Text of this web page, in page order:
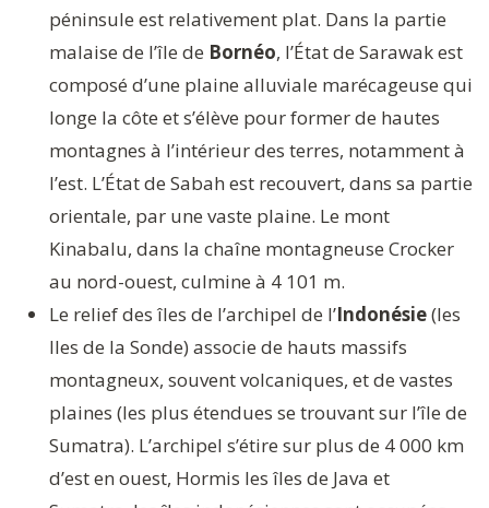
péninsule est relativement plat. Dans la partie
malaise de l’île de Bornéo, l’État de Sarawak est
composé d’une plaine alluviale marécageuse qui
longe la côte et s’élève pour former de hautes
montagnes à l’intérieur des terres, notamment à
l’est. L’État de Sabah est recouvert, dans sa partie
orientale, par une vaste plaine. Le mont
Kinabalu, dans la chaîne montagneuse Crocker
au nord-ouest, culmine à 4 101 m.
Le relief des îles de l’archipel de l’Indonésie(les
Iles de la Sonde) associe de hauts massifs
montagneux, souvent volcaniques, et de vastes
plaines (les plus étendues se trouvant sur l’île de
Sumatra). L’archipel s’étire sur plus de 4 000 km
d’est en ouest, Hormis les îles de Java et